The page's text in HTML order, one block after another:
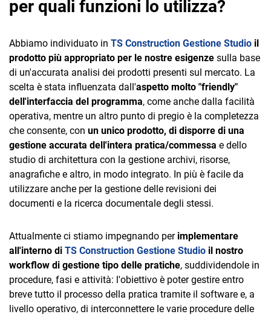
per quali funzioni lo utilizza?
Abbiamo individuato in TS Construction Gestione Studio il
prodotto più appropriato per le nostre esigenze sulla base
di un'accurata analisi dei prodotti presenti sul mercato. La
scelta è stata influenzata dall'aspetto molto "friendly"
dell'interfaccia del programma, come anche dalla facilità
operativa, mentre un altro punto di pregio è la completezza
che consente, con un unico prodotto, di disporre di una
gestione accurata dell'intera pratica/commessa e dello
studio di architettura con la gestione archivi, risorse,
anagrafiche e altro, in modo integrato. In più è facile da
utilizzare anche per la gestione delle revisioni dei
documenti e la ricerca documentale degli stessi.
Attualmente ci stiamo impegnando per implementare
all'interno di TS Construction Gestione Studio il nostro
workflow di gestione tipo delle pratiche, suddividendole in
procedure, fasi e attività: l'obiettivo è poter gestire entro
breve tutto il processo della pratica tramite il software e, a
livello operativo, di interconnettere le varie procedure delle